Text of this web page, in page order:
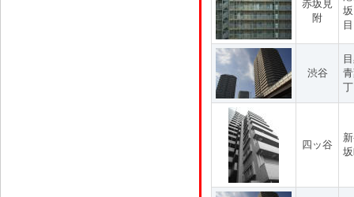
赤坂見
附
目
渋谷
四ッ谷